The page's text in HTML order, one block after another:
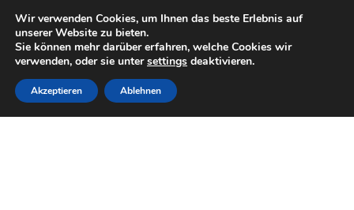
LIEFERUNG ab 6 EUR
Mo–Fr 9–16 Uhr · 0175 7465658
Zur
Navigation
springen
Zum
Inhalt
springen
Wir verwenden Cookies, um Ihnen das beste Erlebnis auf
unserer Website zu bieten.
Sie können mehr darüber erfahren, welche Cookies wir
verwenden, oder sie untersettings deaktivieren.
Akzeptieren Ablehnen